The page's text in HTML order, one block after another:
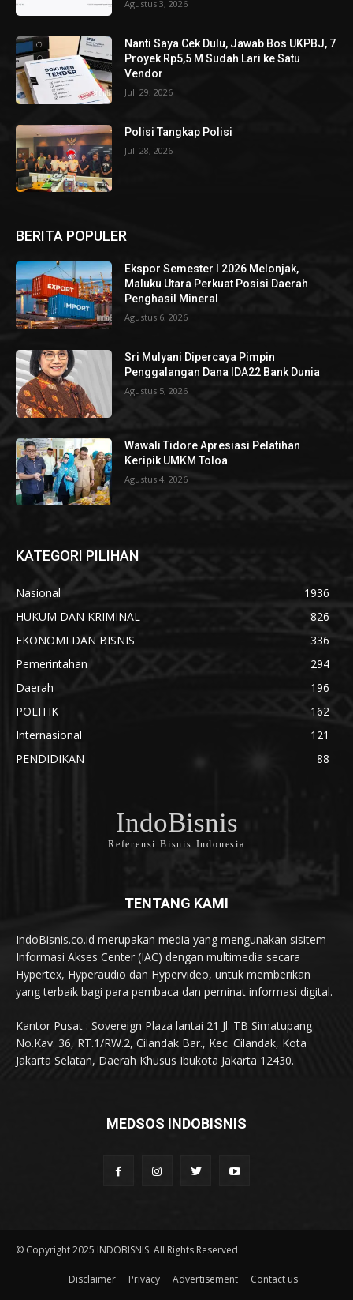
Agustus 3, 2026
Nanti Saya Cek Dulu, Jawab Bos UKPBJ, 7
Proyek Rp5,5 M Sudah Lari ke Satu
Vendor
Juli 29, 2026
Polisi Tangkap Polisi
Juli 28, 2026
BERITA POPULER
Ekspor Semester I 2026 Melonjak,
Maluku Utara Perkuat Posisi Daerah
Penghasil Mineral
Agustus 6, 2026
Sri Mulyani Dipercaya Pimpin
Penggalangan Dana IDA22 Bank Dunia
Agustus 5, 2026
Wawali Tidore Apresiasi Pelatihan
Keripik UMKM Toloa
Agustus 4, 2026
KATEGORI PILIHAN
Nasional
1936
HUKUM DAN KRIMINAL
826
EKONOMI DAN BISNIS
336
Pemerintahan
294
Daerah
196
POLITIK
162
Internasional
121
PENDIDIKAN
88
IndoBisnis
Referensi Bisnis Indonesia
TENTANG KAMI
IndoBisnis.co.id merupakan media yang mengunakan sisitem
Informasi Akses Center (IAC) dengan multimedia secara
Hypertex, Hyperaudio dan Hypervideo, untuk memberikan
yang terbaik bagi para pembaca dan peminat informasi digital.
Kantor Pusat : Sovereign Plaza lantai 21 Jl. TB Simatupang
No.Kav. 36, RT.1/RW.2, Cilandak Bar., Kec. Cilandak, Kota
Jakarta Selatan, Daerah Khusus Ibukota Jakarta 12430.
MEDSOS INDOBISNIS
© Copyright 2025 INDOBISNIS. All Rights Reserved
Disclaimer Privacy Advertisement Contact us